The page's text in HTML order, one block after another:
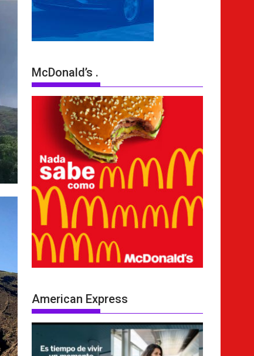
McDonald’s .
American Express